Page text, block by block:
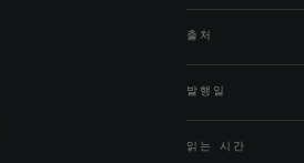
출처
발행일
읽는 시간